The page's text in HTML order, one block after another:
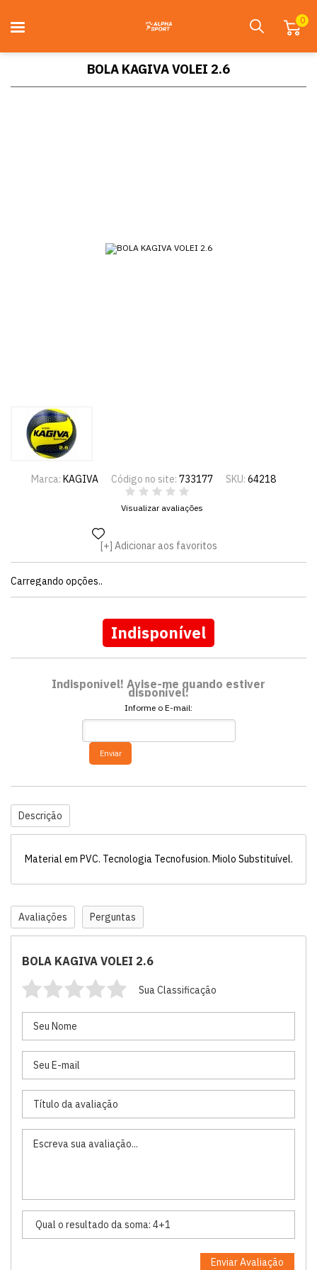
0
BOLA KAGIVA VOLEI 2.6
Marca: KAGIVA Código no site: 733177 SKU: 64218
Visualizar avaliações
Adicionar aos favoritos
Carregando opções..
Indisponível
Indisponível! Avise-me quando estiver
disponível:
Informe o E-mail:
Enviar
Descrição
Material em PVC. Tecnologia Tecnofusion. Miolo Substituível.
Avaliações Perguntas
BOLA KAGIVA VOLEI 2.6
Sua Classificação